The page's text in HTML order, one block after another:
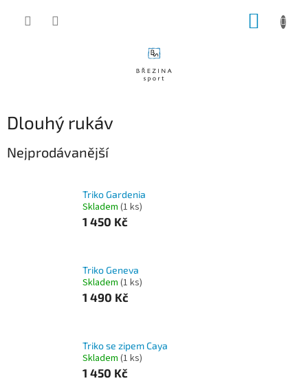
Dlouhý rukáv
Nejprodávanější
Triko Gardenia
Skladem (1 ks)
1 450 Kč
Triko Geneva
Skladem (1 ks)
1 490 Kč
Triko se zipem Caya
Skladem (1 ks)
1 450 Kč